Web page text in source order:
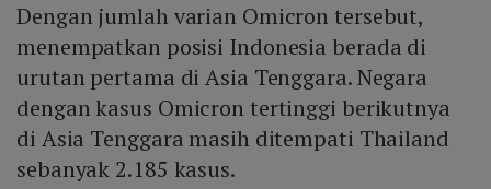
Dengan jumlah varian Omicron tersebut,
menempatkan posisi Indonesia berada di
urutan pertama di Asia Tenggara. Negara
dengan kasus Omicron tertinggi berikutnya
di Asia Tenggara masih ditempati Thailand
sebanyak 2.185 kasus.